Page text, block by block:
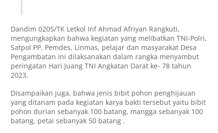
Dandim 0205/TK Letkol Inf Ahmad Afriyan Rangkuti,
mengungkapkan bahwa kegiatan yang melibatkan TNI-Polri,
Satpol PP, Pemdes, Linmas, pelajar dan masyarakat Desa
Pengambatan ini dilaksanakan dalam rangka menyambut
peringatan Hari Juang TNI Angkatan Darat ke- 78 tahun
2023.
Disampaikan juga, bahwa jenis bibit pohon penghijauan
yang ditanam pada kegiatan karya bakti tersebut yaitu bibit
pohon durian sebanyak 100 batang, mangga sebanyak 100
batang, petai sebanyak 50 batang .